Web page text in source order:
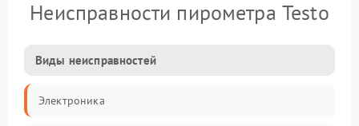
Неисправности пирометра Testo
Виды неисправностей
Электроника